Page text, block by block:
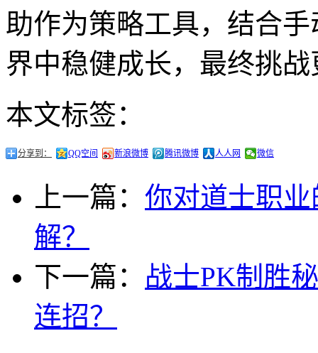
助作为策略工具，结合
界中稳健成长，最终挑
本文标签：
分享到： QQ空间 新浪微博 腾讯微博 人人网 微信
上一篇： 你对道士职
解？
下一篇： 战士PK制胜
连招？